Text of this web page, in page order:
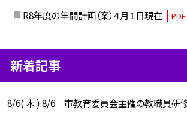
R8年度の年間計画（案）４月１日現在 PDF
新着記事
8/6( 木 ) 8/6 市教育委員会主催の教職員研